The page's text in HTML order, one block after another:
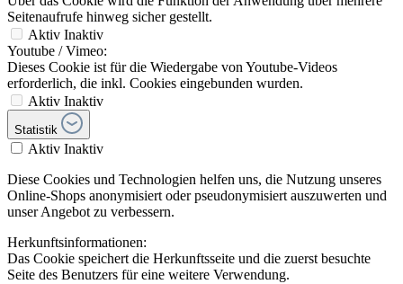
Seitenaufrufe hinweg sicher gestellt.
Aktiv Inaktiv
Youtube / Vimeo:
Dieses Cookie ist für die Wiedergabe von Youtube-Videos
erforderlich, die inkl. Cookies eingebunden wurden.
Aktiv Inaktiv
Statistik
Aktiv Inaktiv
Diese Cookies und Technologien helfen uns, die Nutzung unseres
Online-Shops anonymisiert oder pseudonymisiert auszuwerten und
unser Angebot zu verbessern.
Herkunftsinformationen:
Das Cookie speichert die Herkunftsseite und die zuerst besuchte
Seite des Benutzers für eine weitere Verwendung.